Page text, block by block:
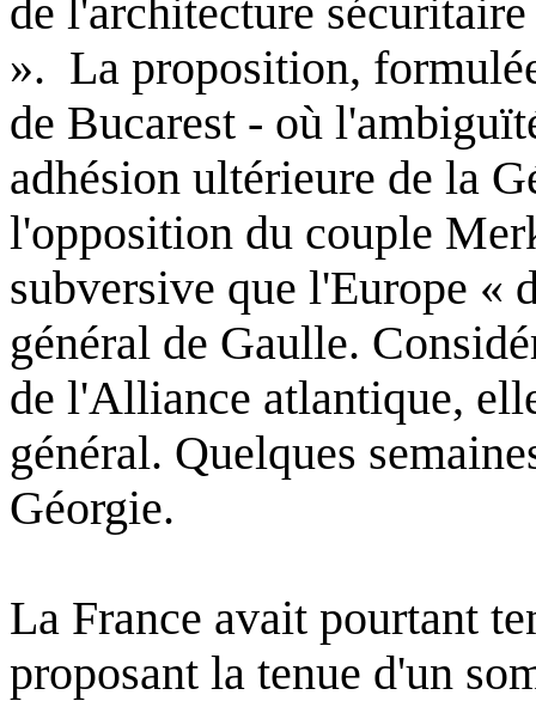
de l'architecture sécuritaire
». La proposition,
de Bucarest - où
adhésion ultérieure de la
l'opposition du couple
subversive que l'Europe «
général de Gaulle.
de l'Alliance atlantique,
général. Quelques
Géorgie.
La France avait pourtant
proposant la tenue d'un